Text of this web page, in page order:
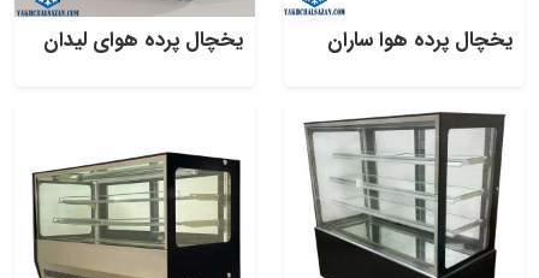
یخچال پرده هوا ساران یخچال پرده هوای لیدان